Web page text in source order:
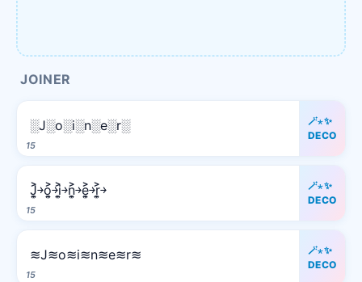
JOINER
15
░J░o░i░n░e░r░
🪄⋆✨
DECO
15
J͎͍͐￫o͎͍͐￫i͎͍͐￫n͎͍͐￫e͎͍͐￫r͎͍͐￫
🪄⋆✨
DECO
15
≋J≋o≋i≋n≋e≋r≋
🪄⋆✨
DECO